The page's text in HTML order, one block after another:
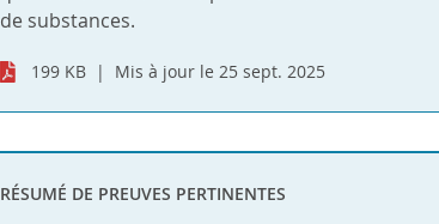
de substances.
199 KB Mis à jour le 25 sept. 2025
RÉSUMÉ DE PREUVES PERTINENTES